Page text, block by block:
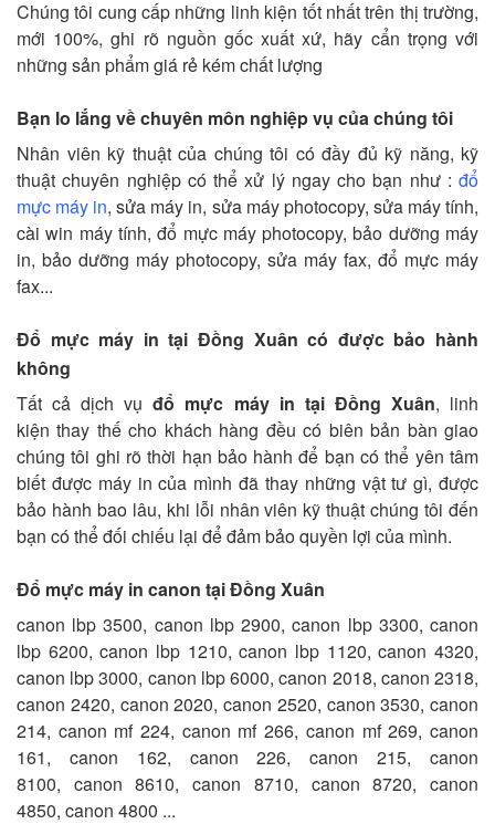
Chúng tôi cung cấp những linh kiện tốt nhất trên thị trường,
mới 100%, ghi rõ nguồn gốc xuất xứ, hãy cẩn trọng với
những sản phẩm giá rẻ kém chất lượng
Bạn lo lắng về chuyên môn nghiệp vụ của chúng tôi
Nhân viên kỹ thuật của chúng tôi có đầy đủ kỹ năng, kỹ
thuật chuyên nghiệp có thể xử lý ngay cho bạn như : đổ
mực máy in, sửa máy in, sửa máy photocopy, sửa máy tính,
cài win máy tính, đổ mực máy photocopy, bảo dưỡng máy
in, bảo dưỡng máy photocopy, sửa máy fax, đổ mực máy
fax...
Đổ mực máy in tại Đồng Xuân có được bảo hành
không
Tất cả dịch vụđổ mực máy in tại Đồng Xuân, linh
kiện thay thế cho khách hàng đều có biên bản bàn giao
chúng tôi ghi rõ thời hạn bảo hành để bạn có thể yên tâm
biết được máy in của mình đã thay những vật tư gì, được
bảo hành bao lâu, khi lỗi nhân viên kỹ thuật chúng tôi đến
bạn có thể đối chiếu lại để đảm bảo quyền lợi của mình.
Đổ mực máy in canon tại Đồng Xuân
canon lbp 3500, canon lbp 2900, canon lbp 3300, canon
lbp 6200, canon lbp 1210, canon lbp 1120, canon 4320,
canon lbp 3000, canon lbp 6000, canon 2018, canon 2318,
canon 2420, canon 2020, canon 2520, canon 3530, canon
214, canon mf 224, canon mf 266, canon mf 269, canon
161, canon 162, canon 226, canon 215, canon
8100, canon 8610, canon 8710, canon 8720, canon
4850, canon 4800 ...